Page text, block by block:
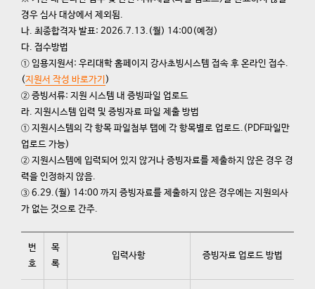
경우 심사 대상에서 제외됨.
나. 최종합격자 발표: 2026.7.13.(월) 14:00(예정)
다. 접수방법
① 임용지원서: 우리대학 홈페이지 강사초빙시스템 접속 후 온라인 접수.
(지원서 작성 바로가기 )
② 증빙서류: 지원 시스템 내 증빙파일 업로드
라. 지원시스템 입력 및 증빙자료 파일 제출 방법
① 지원시스템의 각 항목 파일첨부 탭에 각 항목별로 업로드.(PDF파일만
업로드 가능)
② 지원시스템에 입력되어 있지 않거나 증빙자료를 제출하지 않은 경우 경
력을 인정하지 않음.
③ 6.29.(월) 14:00 까지 증빙자료를 제출하지 않은 경우에는 지원의사
가 없는 것으로 간주.
번
호
목
록
입력사항 증빙자료 업로드 방법